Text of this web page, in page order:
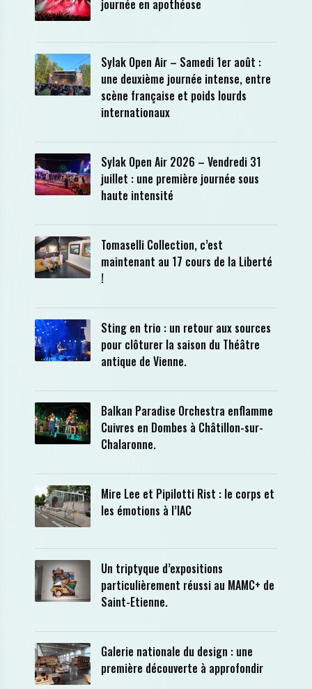
journée en apothéose
Sylak Open Air – Samedi 1er août :
une deuxième journée intense, entre
scène française et poids lourds
internationaux
Sylak Open Air 2026 – Vendredi 31
juillet : une première journée sous
haute intensité
Tomaselli Collection, c’est
maintenant au 17 cours de la Liberté
!
Sting en trio : un retour aux sources
pour clôturer la saison du Théâtre
antique de Vienne.
Balkan Paradise Orchestra enflamme
Cuivres en Dombes à Châtillon-sur-
Chalaronne.
Mire Lee et Pipilotti Rist : le corps et
les émotions à l’IAC
Un triptyque d’expositions
particulièrement réussi au MAMC+ de
Saint-Etienne.
Galerie nationale du design : une
première découverte à approfondir